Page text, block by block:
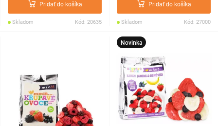
Pridať do košíka
Skladom Kód: 20635
Pridať do košíka
Skladom Kód: 27000
Novinka